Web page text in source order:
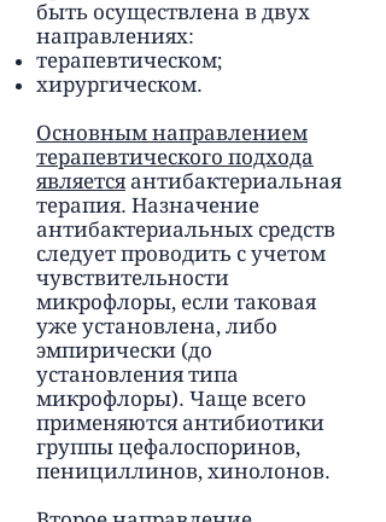
быть осуществлена в двух
направлениях:
терапевтическом;
хирургическом.
Основным направлением
терапевтического подхода
являетсяантибактериальная
терапия. Назначение
антибактериальных средств
следует проводить с учетом
чувствительности
микрофлоры, если таковая
уже установлена, либо
эмпирически (до
установления типа
микрофлоры). Чаще всего
применяются антибиотики
группы цефалоспоринов,
пенициллинов, хинолонов.